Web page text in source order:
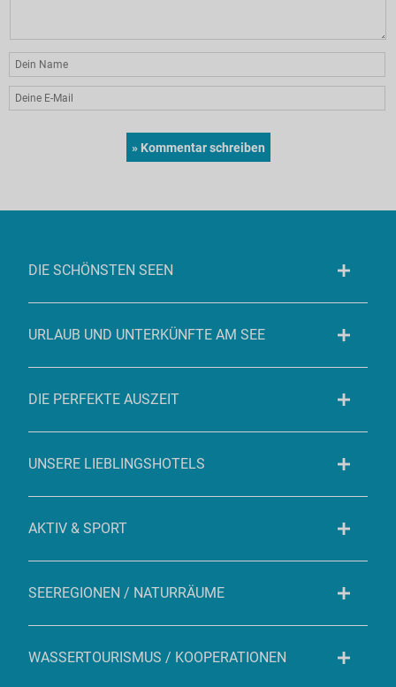
DIE SCHÖNSTEN SEEN
URLAUB UND UNTERKÜNFTE AM SEE
DIE PERFEKTE AUSZEIT
UNSERE LIEBLINGSHOTELS
AKTIV & SPORT
SEEREGIONEN / NATURRÄUME
WASSERTOURISMUS / KOOPERATIONEN